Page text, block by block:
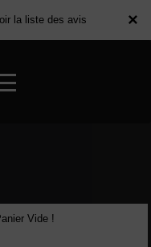
×
la liste des avis ×
Vide !